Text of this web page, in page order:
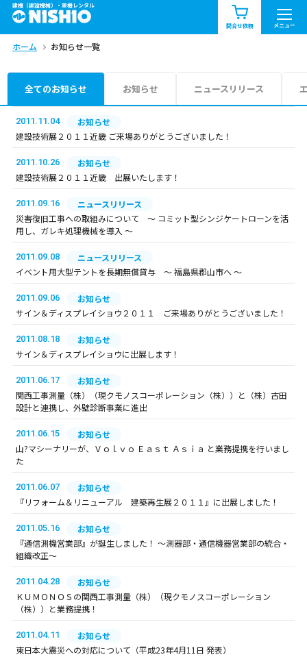
建機（建設機械）・重機レンタル
問合せ依頼 メニュー
商品一覧 お知らせ一覧
問合せ依頼リスト
エリア情報を見る
ホーム お知らせ一覧
全てのお知らせ お知らせ ニュースリリース
2011.11.04
お知らせ
建設技術展２０１１近畿 ご来場ありがとうございました！
2011.10.26
お知らせ
建設技術展２０１１近畿 出展いたします！
2011.09.16
ニュースリリース
災害復旧工事への取組みについて ～ コミット型シンジケートローンを活
用し、ガレキ処理機械を導入 ～
2011.09.08
ニュースリリース
イベント用大型テントを長期無償貸与 ～ 福島県郡山市へ ～
2011.09.06
お知らせ
サイン＆ディスプレイショウ２０１１ ご来場ありがとうございました！
2011.08.18
お知らせ
サイン＆ディスプレイショウに出展します！
2011.06.17
お知らせ
関西工事測量（株）（現クモノスコーポレーション（株））と（株）古田
設計と連携し、外壁診断事業に進出
2011.06.15
お知らせ
山?マシーナリーが、Ｖｏｌｖｏ Ｅａｓｔ Ａｓｉａ と業務提携を行いまし
た
2011.06.07
お知らせ
『リフォーム＆リニューアル 建築再生展２０１１』に出展しました！
2011.05.16
お知らせ
『通信測機営業部』が誕生しました！ ～測器部・通信機器営業部の統合・
組織改正～
2011.04.28
お知らせ
ＫＵＭＯＮＯＳの関西工事測量（株）（現クモノスコーポレーション
（株））と業務提携！
2011.04.11
お知らせ
東日本大震災への対応について（平成23年4月11日 発表）